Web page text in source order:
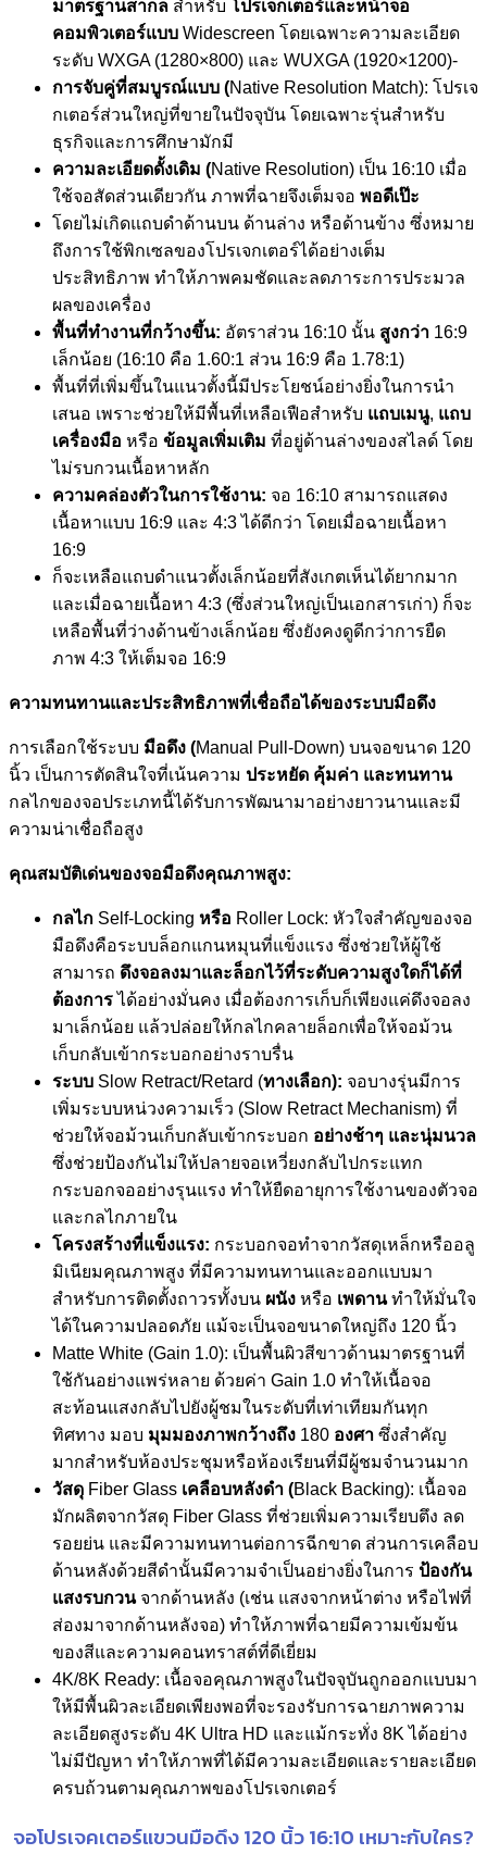
มาตรฐานสากล สำหรับ โปรเจกเตอร์และหน้าจอ
คอมพิวเตอร์แบบ Widescreen โดยเฉพาะความละเอียด
ระดับ WXGA (1280×800) และ WUXGA (1920×1200)-
การจับคู่ที่สมบูรณ์แบบ (Native Resolution Match): โปรเจ
กเตอร์ส่วนใหญ่ที่ขายในปัจจุบัน โดยเฉพาะรุ่นสำหรับ
ธุรกิจและการศึกษามักมี
ความละเอียดดั้งเดิม (Native Resolution) เป็น 16:10 เมื่อ
ใช้จอสัดส่วนเดียวกัน ภาพที่ฉายจึงเต็มจอ พอดีเป๊ะ
โดยไม่เกิดแถบดำด้านบน ด้านล่าง หรือด้านข้าง ซึ่งหมาย
ถึงการใช้พิกเซลของโปรเจกเตอร์ได้อย่างเต็ม
ประสิทธิภาพ ทำให้ภาพคมชัดและลดภาระการประมวล
ผลของเครื่อง
พื้นที่ทำงานที่กว้างขึ้น: อัตราส่วน 16:10 นั้น สูงกว่า 16:9
เล็กน้อย (16:10 คือ 1.60:1 ส่วน 16:9 คือ 1.78:1)
พื้นที่ที่เพิ่มขึ้นในแนวตั้งนี้มีประโยชน์อย่างยิ่งในการนำ
เสนอ เพราะช่วยให้มีพื้นที่เหลือเฟือสำหรับ แถบเมนู, แถบ
เครื่องมือ หรือ ข้อมูลเพิ่มเติม ที่อยู่ด้านล่างของสไลด์ โดย
ไม่รบกวนเนื้อหาหลัก
ความคล่องตัวในการใช้งาน: จอ 16:10 สามารถแสดง
เนื้อหาแบบ 16:9 และ 4:3 ได้ดีกว่า โดยเมื่อฉายเนื้อหา
16:9
ก็จะเหลือแถบดำแนวตั้งเล็กน้อยที่สังเกตเห็นได้ยากมาก
และเมื่อฉายเนื้อหา 4:3 (ซึ่งส่วนใหญ่เป็นเอกสารเก่า) ก็จะ
เหลือพื้นที่ว่างด้านข้างเล็กน้อย ซึ่งยังคงดูดีกว่าการยืด
ภาพ 4:3 ให้เต็มจอ 16:9
ความทนทานและประสิทธิภาพที่เชื่อถือได้ของระบบมือดึง
การเลือกใช้ระบบ มือดึง (Manual Pull-Down) บนจอขนาด 120
นิ้ว เป็นการตัดสินใจที่เน้นความ ประหยัด คุ้มค่า และทนทาน
กลไกของจอประเภทนี้ได้รับการพัฒนามาอย่างยาวนานและมี
ความน่าเชื่อถือสูง
คุณสมบัติเด่นของจอมือดึงคุณภาพสูง:
กลไก Self-Locking หรือ Roller Lock: หัวใจสำคัญของจอ
มือดึงคือระบบล็อกแกนหมุนที่แข็งแรง ซึ่งช่วยให้ผู้ใช้
สามารถ ดึงจอลงมาและล็อกไว้ที่ระดับความสูงใดก็ได้ที่
ต้องการได้อย่างมั่นคง เมื่อต้องการเก็บก็เพียงแค่ดึงจอลง
มาเล็กน้อย แล้วปล่อยให้กลไกคลายล็อกเพื่อให้จอม้วน
เก็บกลับเข้ากระบอกอย่างราบรื่น
ระบบ Slow Retract/Retard (ทางเลือก): จอบางรุ่นมีการ
เพิ่มระบบหน่วงความเร็ว (Slow Retract Mechanism) ที่
ช่วยให้จอม้วนเก็บกลับเข้ากระบอก อย่างช้าๆ และนุ่มนวล
ซึ่งช่วยป้องกันไม่ให้ปลายจอเหวี่ยงกลับไปกระแทก
กระบอกจออย่างรุนแรง ทำให้ยืดอายุการใช้งานของตัวจอ
และกลไกภายใน
โครงสร้างที่แข็งแรง: กระบอกจอทำจากวัสดุเหล็กหรืออลู
มิเนียมคุณภาพสูง ที่มีความทนทานและออกแบบมา
สำหรับการติดตั้งถาวรทั้งบน ผนัง หรือ เพดานทำให้มั่นใจ
ได้ในความปลอดภัย แม้จะเป็นจอขนาดใหญ่ถึง 120 นิ้ว
Matte White (Gain 1.0): เป็นพื้นผิวสีขาวด้านมาตรฐานที่
ใช้กันอย่างแพร่หลาย ด้วยค่า Gain 1.0 ทำให้เนื้อจอ
สะท้อนแสงกลับไปยังผู้ชมในระดับที่เท่าเทียมกันทุก
ทิศทาง มอบ มุมมองภาพกว้างถึง 180 องศา ซึ่งสำคัญ
มากสำหรับห้องประชุมหรือห้องเรียนที่มีผู้ชมจำนวนมาก
วัสดุ Fiber Glass เคลือบหลังดำ (Black Backing): เนื้อจอ
มักผลิตจากวัสดุ Fiber Glass ที่ช่วยเพิ่มความเรียบตึง ลด
รอยย่น และมีความทนทานต่อการฉีกขาด ส่วนการเคลือบ
ด้านหลังด้วยสีดำนั้นมีความจำเป็นอย่างยิ่งในการ ป้องกัน
แสงรบกวนจากด้านหลัง (เช่น แสงจากหน้าต่าง หรือไฟที่
ส่องมาจากด้านหลังจอ) ทำให้ภาพที่ฉายมีความเข้มข้น
ของสีและความคอนทราสต์ที่ดีเยี่ยม
4K/8K Ready: เนื้อจอคุณภาพสูงในปัจจุบันถูกออกแบบมา
ให้มีพื้นผิวละเอียดเพียงพอที่จะรองรับการฉายภาพความ
ละเอียดสูงระดับ 4K Ultra HD และแม้กระทั่ง 8K ได้อย่าง
ไม่มีปัญหา ทำให้ภาพที่ได้มีความละเอียดและรายละเอียด
ครบถ้วนตามคุณภาพของโปรเจกเตอร์
จอโปรเจคเตอร์แขวนมือดึง 120 นิ้ว 16:10 เหมาะกับใคร?